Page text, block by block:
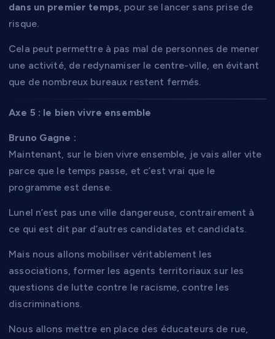
dans un premier temps , pour se lancer sans prise de
risque.
Cela peut permettre à pas mal de personnes de mener
une activité, de redynamiser le centre-ville, en évitant
que de nombreux bureaux restent fermés.
Axe 5 : le bien vivre ensemble
Bruno Gagne :
Maintenant, sur le bien vivre ensemble, je vais aller vite
parce que le temps passe, et c’est vrai que le
programme est dense.
Lunel n’est pas une ville dangereuse, contrairement à
ce qui est dit par d’autres candidates et candidats.
Mais nous allons mobiliser véritablement les
associations, former les agents territoriaux sur les
questions de lutte contre le racisme, contre les
discriminations.
Nous allons mettre en place des éducateurs de rue,